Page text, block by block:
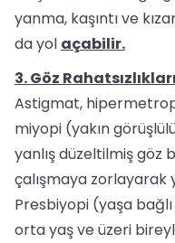
yanma, kaşıntı ve
da yol açabilir.
3. Göz Rahatsızlıkları
Astigmat,
miyopi (yakın
yanlış düzeltilmiş göz
çalışmaya zorlayarak
Presbiyopi (yaşa
orta yaş ve üzeri